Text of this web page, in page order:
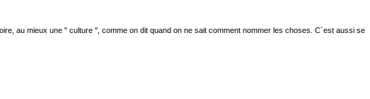
au mieux une " culture ", comme on dit quand on ne sait comment nommer les choses. C´est aussi se